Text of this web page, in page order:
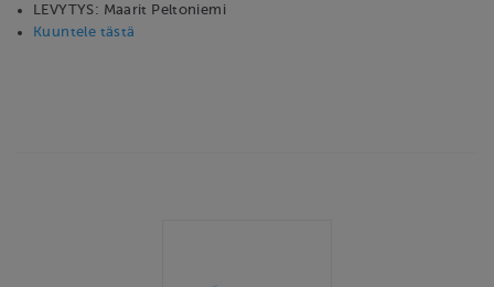
LEVYTYS: Maarit Peltoniemi
Kuuntele tästä